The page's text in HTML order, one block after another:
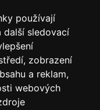
používají
další sledovací
zobrazení
a reklam,
webových
servis
balík na přepravu?
a údržba
KONTAKT